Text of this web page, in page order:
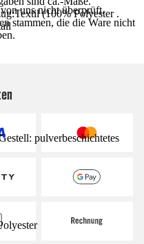
(100% Polyester .
pulverbeschichtetes
uns nicht überprüft.
stammen, die die Ware nicht